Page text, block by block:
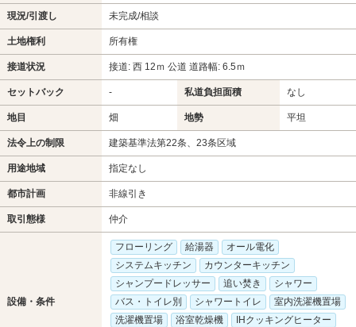
現況/引渡し 未完成/相談
土地権利 所有権
接道状況 接道: 西 12ｍ 公道 道路幅: 6.5ｍ
セットバック - 私道負担面積 なし
地目 畑 地勢 平坦
法令上の制限 建築基準法第22条、23条区域
用途地域 指定なし
都市計画 非線引き
取引態様 仲介
設備・条件
フローリング 給湯器
オール電化
システムキッチン
カウンターキッチン
シャンプードレッサー
追い焚き
シャワー
バス・トイレ別
シャワートイレ
室内洗濯機置場
洗濯機置場
浴室乾燥機
IHクッキングヒーター